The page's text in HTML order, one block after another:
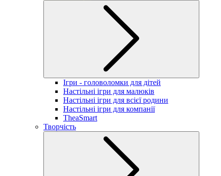
Ігри - головоломки для дітей
Настільні ігри для малюків
Настільні ігри для всієї родини
Настільні ігри для компанії
TheaSmart
Творчість